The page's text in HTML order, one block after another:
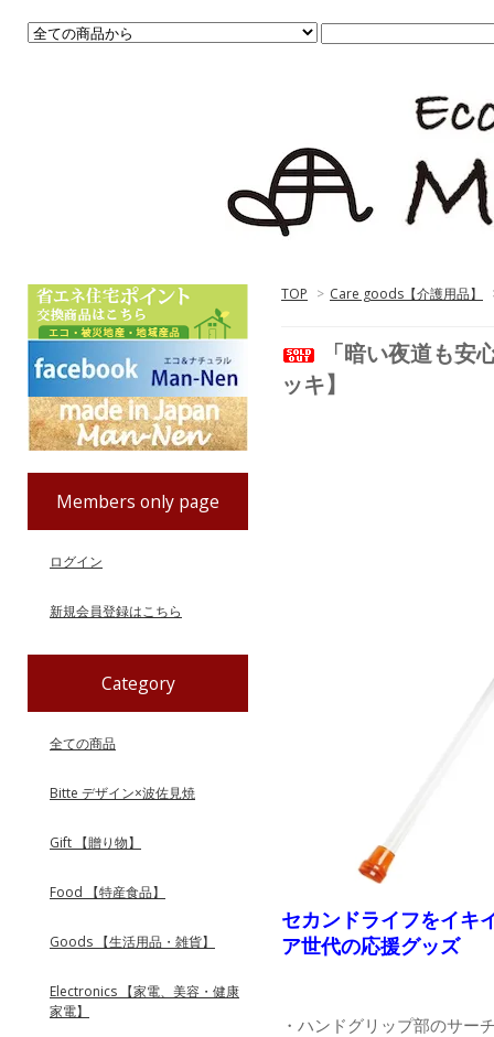
TOP > Care goods【介護用品】
「暗い夜道も
ッキ】
セカンドライフをイ
ア世代の応援グッズ
・ハンドグリップ部のサー
Members only page
ログイン
新規会員登録はこちら
Category
全ての商品
Bitte デザイン×波佐見焼
Gift 【贈り物】
Food 【特産食品】
Goods 【生活用品・雑貨】
Electronics 【家電、美容・健康
家電】